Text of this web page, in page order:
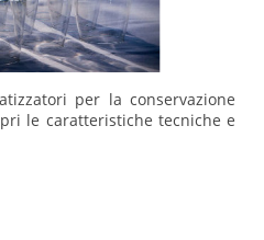
per la conservazione
le caratteristiche tecniche e